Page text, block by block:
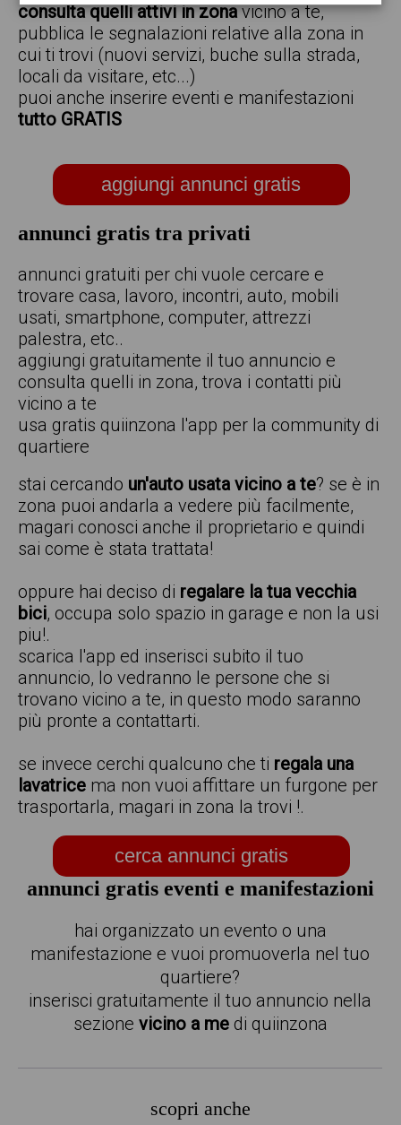
consulta quelli attivi in zonavicino a te,
pubblica le segnalazioni relative alla zona in
cui ti trovi (nuovi servizi, buche sulla strada,
locali da visitare, etc...)
puoi anche inserire eventi e manifestazioni
tutto GRATIS
aggiungi annunci gratis
annunci gratis tra privati
annunci gratuiti per chi vuole cercare e
trovare casa, lavoro, incontri, auto, mobili
usati, smartphone, computer, attrezzi
palestra, etc..
aggiungi gratuitamente il tuo annuncio e
consulta quelli in zona, trova i contatti più
vicino a te
usa gratis quiinzona l'app per la community di
quartiere
stai cercando un'auto usata vicino a te? se è in
zona puoi andarla a vedere più facilmente,
magari conosci anche il proprietario e quindi
sai come è stata trattata!
oppure hai deciso di regalare la tua vecchia
bici, occupa solo spazio in garage e non la usi
piu!.
scarica l'app ed inserisci subito il tuo
annuncio, lo vedranno le persone che si
trovano vicino a te, in questo modo saranno
più pronte a contattarti.
se invece cerchi qualcuno che ti regala una
lavatrice ma non vuoi affittare un furgone per
trasportarla, magari in zona la trovi !.
cerca annunci gratis
annunci gratis eventi e manifestazioni
hai organizzato un evento o una
manifestazione e vuoi promuoverla nel tuo
quartiere?
inserisci gratuitamente il tuo annuncio nella
sezione vicino a medi quiinzona
scopri anche